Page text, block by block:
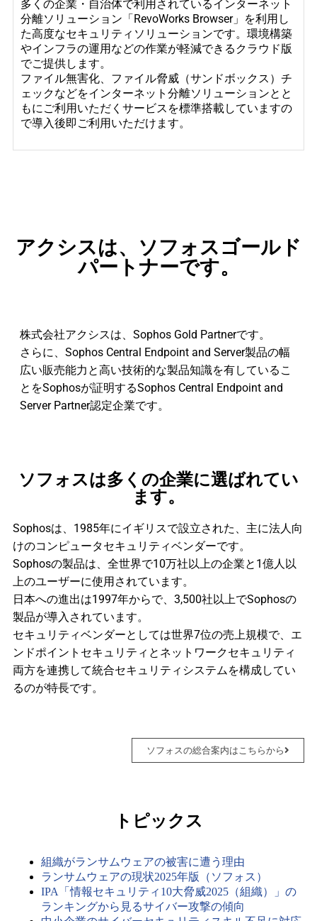
多くの企業・自治体で利用されているインターネット
分離ソリューション「RevoWorks Browser」を利用し
た高度なセキュリティソリューションです。環境構築
やインフラの運用などの作業が軽減できるクラウド版
でご提供します。
ファイル無害化、ファイル脅威（サンドボックス）チ
ェックなどをインターネット分離ソリューションとと
もにご利用いただくサービスを標準搭載していますの
で導入後即ご利用いただけます。
アクシスは、ソフォスゴールド
パートナーです。
株式会社アクシスは、Sophos Gold Partnerです。
さらに、Sophos Central Endpoint and Server製品の幅
広い販売能力と高い技術的な製品知識を有しているこ
とをSophosが証明するSophos Central Endpoint and
Server Partner認定企業です。
ソフォスは多くの企業に選ばれてい
ます。
Sophosは、1985年にイギリスで設立された、主に法人向
けのコンピュータセキュリティベンダーです。
Sophosの製品は、全世界で10万社以上の企業と1億人以
上のユーザーに使用されています。
日本への進出は1997年からで、3,500社以上でSophosの
製品が導入されています。
セキュリティベンダーとしては世界7位の売上規模で、エ
ンドポイントセキュリティとネットワークセキュリティ
両方を連携して統合セキュリティシステムを構成してい
るのが特長です。
ソフォスの総合案内はこちらから
トピックス
組織がランサムウェアの被害に遭う理由
ランサムウェアの現状2025年版（ソフォス）
IPA「情報セキュリティ10大脅威2025（組織）」の
ランキングから見るサイバー攻撃の傾向